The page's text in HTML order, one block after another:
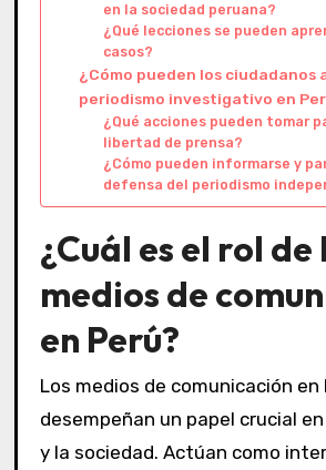
en la sociedad peruana?
¿Qué lecciones se pueden
casos?
¿Cómo pueden los ciudadanos
periodismo investigativo en
¿Qué acciones pueden tomar
libertad de prensa?
¿Cómo pueden informarse y
defensa del periodismo
¿Cuál es el rol de
medios de
en Perú?
Los medios de comunicación en
desempeñan un papel crucial
y la sociedad. Actúan como